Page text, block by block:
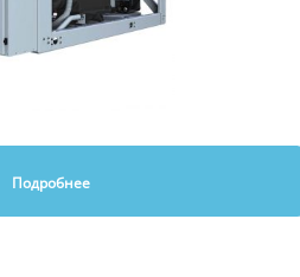
Подробнее